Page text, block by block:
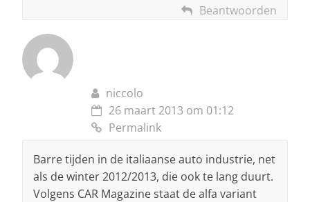
Beantwoorden
niccolo
26 maart 2013 om 01:12
Permalink
Barre tijden in de italiaanse auto industrie, net
als de winter 2012/2013, die ook te lang duurt.
Volgens CAR Magazine staat de alfa variant